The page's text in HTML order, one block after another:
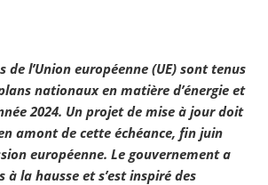
de l’Union européenne (UE) sont tenus
nationaux en matière d’énergie et
2024. Un projet de mise à jour doit
amont de cette échéance, fin juin
européenne. Le gouvernement a
la hausse et s’est inspiré des